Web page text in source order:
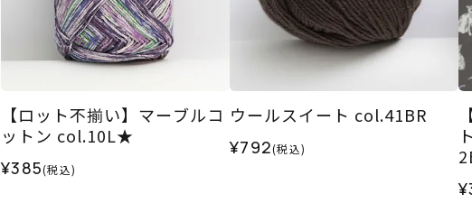
【ロット不揃い】マーブルコ
ットン col.10L★
¥385(税込)
ウールスイート col.41BR
¥792(税込)